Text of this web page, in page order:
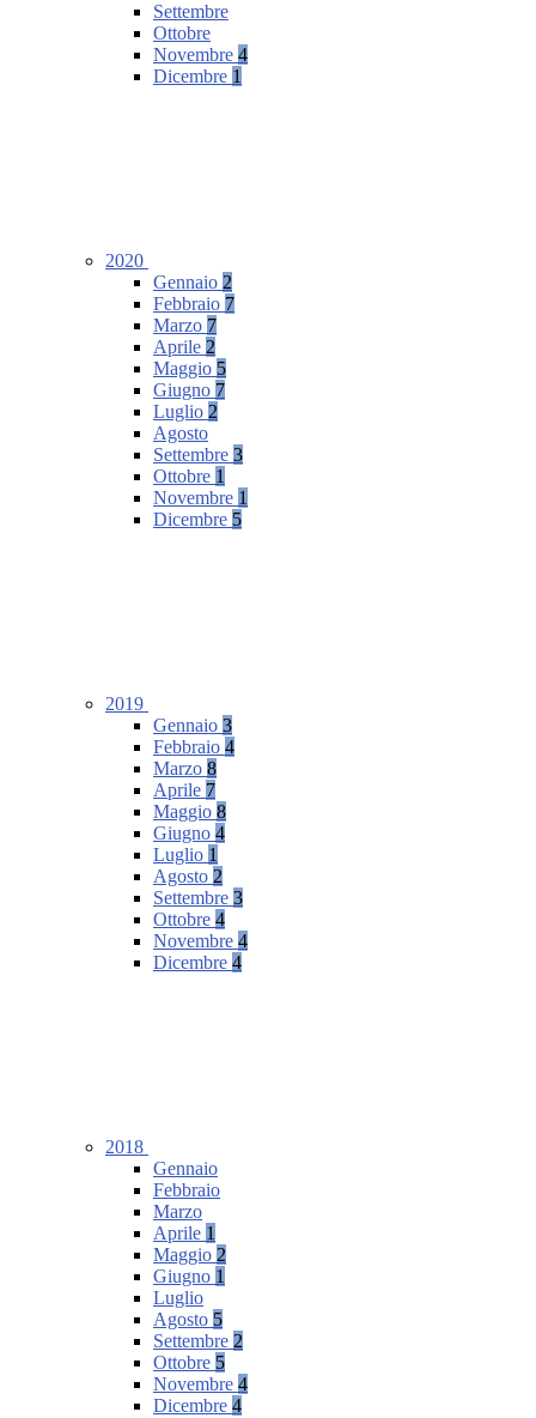
Settembre
Ottobre
Novembre 4
Dicembre 1
2020
Gennaio 2
Febbraio 7
Marzo 7
Aprile 2
Maggio 5
Giugno 7
Luglio 2
Agosto
Settembre 3
Ottobre 1
Novembre 1
Dicembre 5
2019
Gennaio 3
Febbraio 4
Marzo 8
Aprile 7
Maggio 8
Giugno 4
Luglio 1
Agosto 2
Settembre 3
Ottobre 4
Novembre 4
Dicembre 4
2018
Gennaio
Febbraio
Marzo
Aprile 1
Maggio 2
Giugno 1
Luglio
Agosto 5
Settembre 2
Ottobre 5
Novembre 4
Dicembre 4